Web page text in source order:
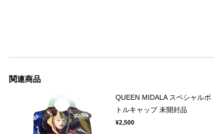
関連商品
QUEEN MIDALA スペシャルボ
トルキャップ 未開封品
¥2,500